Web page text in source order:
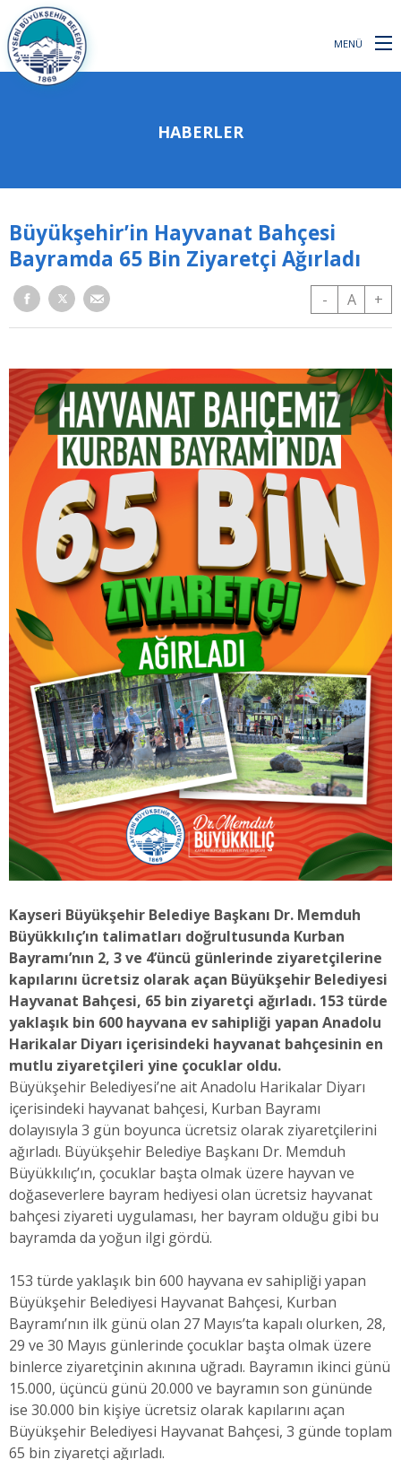
MENÜ
HABERLER
Büyükşehir’in Hayvanat Bahçesi
Bayramda 65 Bin Ziyaretçi Ağırladı
- A +
Kayseri Büyükşehir Belediye Başkanı Dr. Memduh
Büyükkılıç’ın talimatları doğrultusunda Kurban
Bayramı’nın 2, 3 ve 4’üncü günlerinde ziyaretçilerine
kapılarını ücretsiz olarak açan Büyükşehir Belediyesi
Hayvanat Bahçesi, 65 bin ziyaretçi ağırladı. 153 türde
yaklaşık bin 600 hayvana ev sahipliği yapan Anadolu
Harikalar Diyarı içerisindeki hayvanat bahçesinin en
mutlu ziyaretçileri yine çocuklar oldu.
Büyükşehir Belediyesi’ne ait Anadolu Harikalar Diyarı
içerisindeki hayvanat bahçesi, Kurban Bayramı
dolayısıyla 3 gün boyunca ücretsiz olarak ziyaretçilerini
ağırladı. Büyükşehir Belediye Başkanı Dr. Memduh
Büyükkılıç’ın, çocuklar başta olmak üzere hayvan ve
doğaseverlere bayram hediyesi olan ücretsiz hayvanat
bahçesi ziyareti uygulaması, her bayram olduğu gibi bu
bayramda da yoğun ilgi gördü.
153 türde yaklaşık bin 600 hayvana ev sahipliği yapan
Büyükşehir Belediyesi Hayvanat Bahçesi, Kurban
Bayramı’nın ilk günü olan 27 Mayıs’ta kapalı olurken, 28,
29 ve 30 Mayıs günlerinde çocuklar başta olmak üzere
binlerce ziyaretçinin akınına uğradı. Bayramın ikinci günü
15.000, üçüncü günü 20.000 ve bayramın son gününde
ise 30.000 bin kişiye ücretsiz olarak kapılarını açan
Büyükşehir Belediyesi Hayvanat Bahçesi, 3 günde toplam
65 bin ziyaretçi ağırladı.